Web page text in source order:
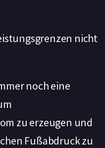
nicht
noch eine
zu erzeugen und
Fußabdruck zu